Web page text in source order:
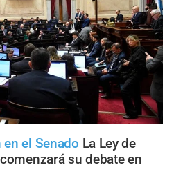
el Senado La Ley de
su debate en